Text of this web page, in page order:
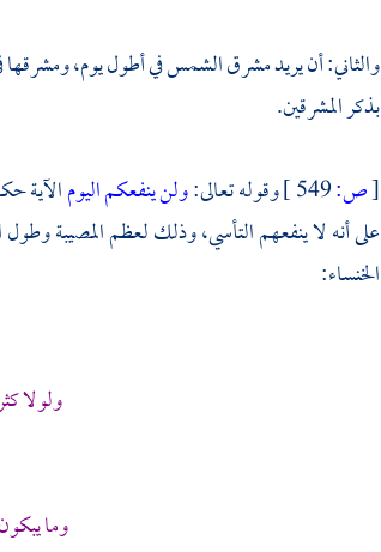
والثاني: أن يريد مشرق الشمس في أطول يوم، ومشرقها
بذكر المشرقين.
[ص:549 ] وقوله تعالى:ولن ينفعكم اليومالآية
على أنه لا ينفعهم التأسي، وذلك لعظم المصيبة
الخنساء:
ولولا
وما